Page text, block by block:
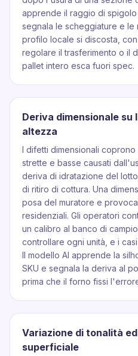
apprende il raggio di
segnala le scheggiature e le
profilo locale si discosta,
regolare il trasferimento o il
pallet intero esca fuori spec.
Deriva dimensionale su
altezza
I difetti dimensionali coprono
strette e basse causati
deriva di idratazione del
di ritiro di cottura. Una
posa del muratore e
residenziali. Gli operatori
un calibro al banco di
controllare ogni unità, e i
Il modello AI apprende la
SKU e segnala la deriva al
prima che il forno fissi
Variazione di tonalità
superficiale